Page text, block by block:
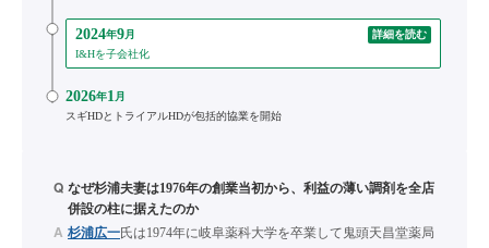
2024年9月
詳細を読む
I&Hを子会社化
2026年1月
スギHDとトライアルHDが包括的協業を開始
Q なぜ杉浦夫妻は1976年の創業当初から、利益の薄い調剤を全店
併設の柱に据えたのか
A 杉浦広一氏は1974年に岐阜薬科大学を卒業して鬼頭天昌堂薬局